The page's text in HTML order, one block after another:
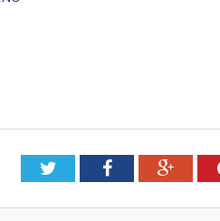
TwitterFacebook